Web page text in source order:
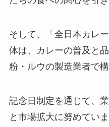
そして、「全日本カレ
体は、カレーの普及と
粉・ルウの製造業者で
記念日制定を通じて、
と市場拡大に努めていま